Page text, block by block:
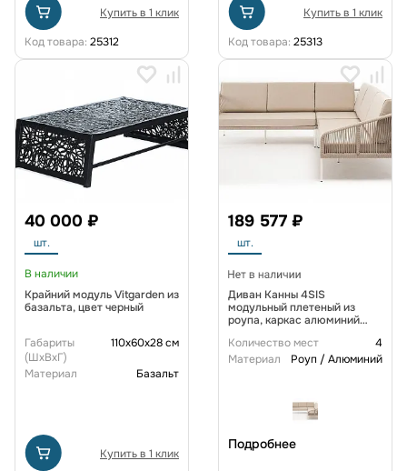
Купить в 1 клик
Код товара: 25312
Купить в 1 клик
Код товара: 25313
40 000 ₽
шт.
В наличии
Крайний модуль Vitgarden из
базальта, цвет черный
Габариты
(ШxВxГ)
110x60x28 см
Материал Базальт
Купить в 1 клик
189 577 ₽
шт.
Диван Канны 4SIS
модульный плетеный из
роупа, каркас алюминий
круглый, ткань бежевая
15052
Количество мест
4
Материал
Роуп / Алюминий
Подробнее